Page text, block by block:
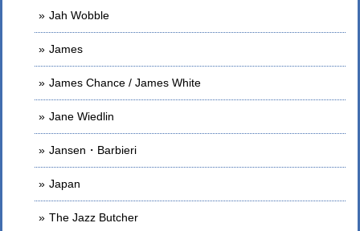
Jah Wobble
James
James Chance / James White
Jane Wiedlin
Jansen・Barbieri
Japan
The Jazz Butcher